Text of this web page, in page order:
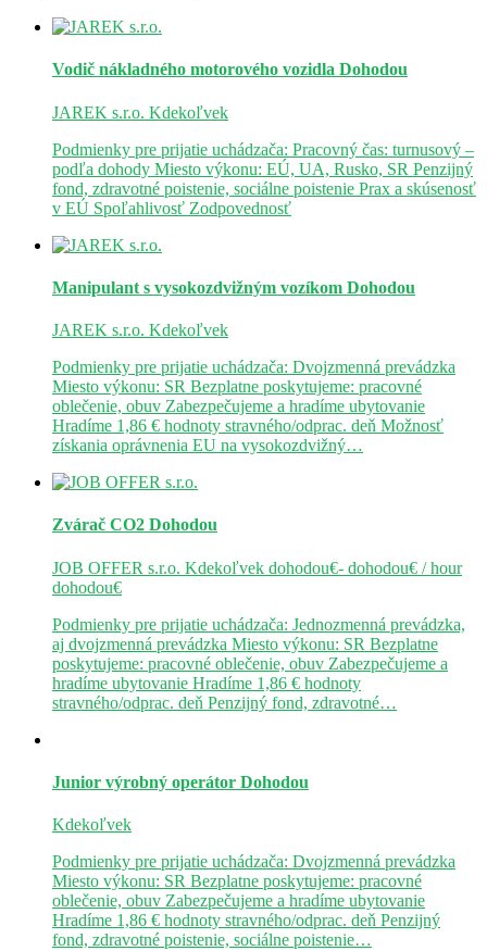
Vodič nákladného motorového vozidla Dohodou
JAREK s.r.o. Kdekoľvek
Podmienky pre prijatie uchádzača: Pracovný čas: turnusový –
podľa dohody Miesto výkonu: EÚ, UA, Rusko, SR Penzijný
fond, zdravotné poistenie, sociálne poistenie Prax a skúsenosť
v EÚ Spoľahlivosť Zodpovednosť
Manipulant s vysokozdvižným vozíkom Dohodou
JAREK s.r.o. Kdekoľvek
Podmienky pre prijatie uchádzača: Dvojzmenná prevádzka
Miesto výkonu: SR Bezplatne poskytujeme: pracovné
oblečenie, obuv Zabezpečujeme a hradíme ubytovanie
Hradíme 1,86 € hodnoty stravného/odprac. deň Možnosť
získania oprávnenia EU na vysokozdvižný…
Zvárač CO2 Dohodou
JOB OFFER s.r.o. Kdekoľvek dohodou€- dohodou€ / hour
dohodou€
Podmienky pre prijatie uchádzača: Jednozmenná prevádzka,
aj dvojzmenná prevádzka Miesto výkonu: SR Bezplatne
poskytujeme: pracovné oblečenie, obuv Zabezpečujeme a
hradíme ubytovanie Hradíme 1,86 € hodnoty
stravného/odprac. deň Penzijný fond, zdravotné…
Junior výrobný operátor Dohodou
Kdekoľvek
Podmienky pre prijatie uchádzača: Dvojzmenná prevádzka
Miesto výkonu: SR Bezplatne poskytujeme: pracovné
oblečenie, obuv Zabezpečujeme a hradíme ubytovanie
Hradíme 1,86 € hodnoty stravného/odprac. deň Penzijný
fond, zdravotné poistenie, sociálne poistenie…